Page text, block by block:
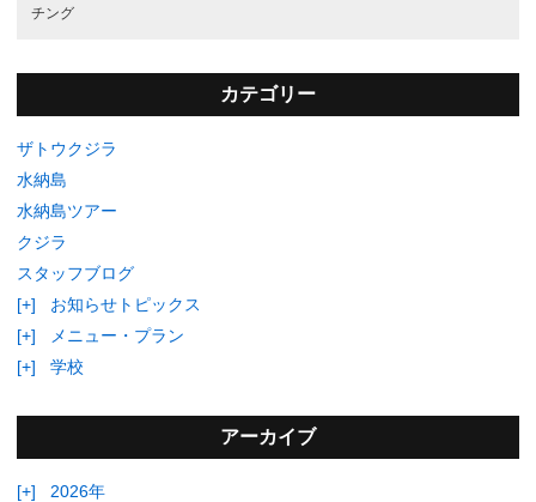
チング
カテゴリー
ザトウクジラ
水納島
水納島ツアー
クジラ
スタッフブログ
[+]
お知らせトピックス
[+]
メニュー・プラン
[+]
学校
アーカイブ
[+]
2026年